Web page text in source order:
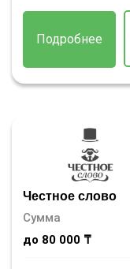
Подробнее
Честное слово
Сумма
до 80 000 ₸